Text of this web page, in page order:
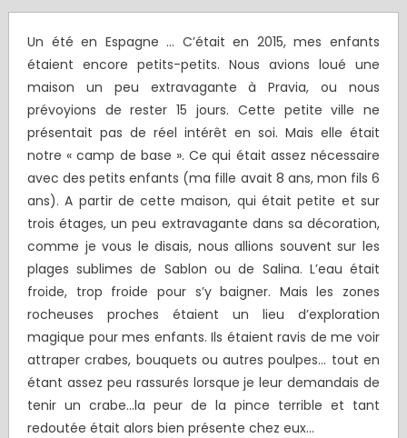
Un été en Espagne ... C’était en 2015, mes enfants
étaient encore petits-petits. Nous avions loué une
maison un peu extravagante à Pravia, ou nous
prévoyions de rester 15 jours. Cette petite ville ne
présentait pas de réel intérêt en soi. Mais elle était
notre « camp de base ». Ce qui était assez nécessaire
avec des petits enfants (ma fille avait 8 ans, mon fils 6
ans). A partir de cette maison, qui était petite et sur
trois étages, un peu extravagante dans sa décoration,
comme je vous le disais, nous allions souvent sur les
plages sublimes de Sablon ou de Salina. L’eau était
froide, trop froide pour s’y baigner. Mais les zones
rocheuses proches étaient un lieu d’exploration
magique pour mes enfants. Ils étaient ravis de me voir
attraper crabes, bouquets ou autres poulpes… tout en
étant assez peu rassurés lorsque je leur demandais de
tenir un crabe…la peur de la pince terrible et tant
redoutée était alors bien présente chez eux…